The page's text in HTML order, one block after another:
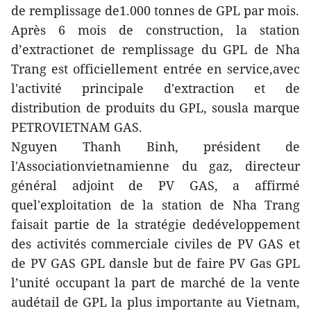
de remplissage de1.000 tonnes de GPL par mois.
Après 6 mois de construction, la station
d’extractionet de remplissage du GPL de Nha
Trang est officiellement entrée en service,avec
l'activité principale d'extraction et de
distribution de produits du GPL, sousla marque
PETROVIETNAM GAS.
Nguyen Thanh Binh, président de
l'Associationvietnamienne du gaz, directeur
général adjoint de PV GAS, a affirmé
quel'exploitation de la station de Nha Trang
faisait partie de la stratégie dedéveloppement
des activités commerciale civiles de PV GAS et
de PV GAS GPL dansle but de faire PV Gas GPL
l’unité occupant la part de marché de la vente
audétail de GPL la plus importante au Vietnam,